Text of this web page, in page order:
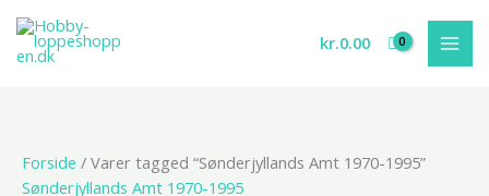
indholdet
kr.0.00
Forside / Varer tagged “Sønderjyllands Amt 1970-1995”
Sønderjyllands Amt 1970-1995